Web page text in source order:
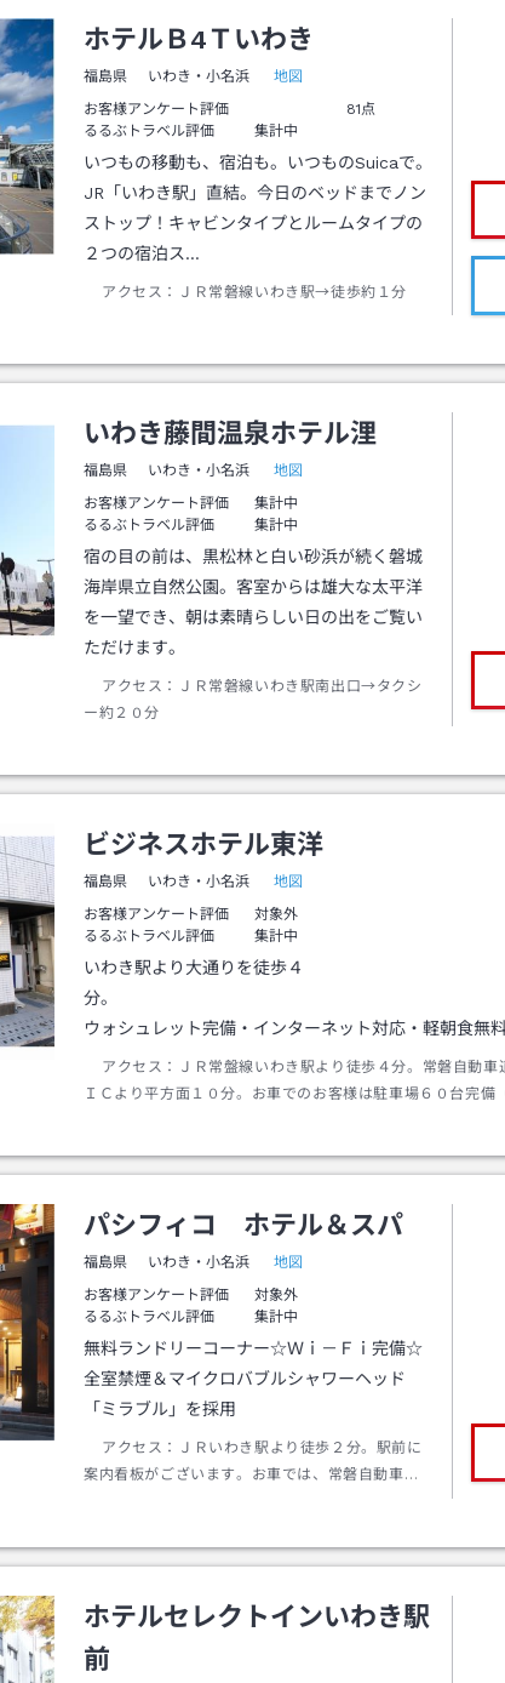
ホテルＢ4Ｔいわき
福島県 いわき・小名浜
地図
お客様アンケート評価
81点
るるぶトラベル評価
集計中
いつもの移動も、宿泊も。いつものSuicaで。
JR「いわき駅」直結。今日のベッドまでノン
ストップ！キャビンタイプとルームタイプの
２つの宿泊ス…
アクセス： ＪＲ常磐線いわき駅→徒歩約１分
いわき藤間温泉ホテル浬
福島県 いわき・小名浜
地図
お客様アンケート評価
集計中
るるぶトラベル評価
集計中
宿の目の前は、黒松林と白い砂浜が続く磐城
海岸県立自然公園。客室からは雄大な太平洋
を一望でき、朝は素晴らしい日の出をご覧い
ただけます。
アクセス：
ＪＲ常磐線いわき駅南出口→タクシ
ー約２０分
ビジネスホテル東洋
福島県 いわき・小名浜
地図
お客様アンケート評価
対象外
るるぶトラベル評価
集計中
いわき駅より大通りを徒歩４
分
ウォシュレット完備・インターネット対応・軽朝食無
アクセス：
ＪＲ常盤線いわき駅より徒歩４分。常磐自動車
ＩＣより平方面１０分。お車でのお客様は駐車場６０台完備
パシフィコ ホテル＆スパ
福島県 いわき・小名浜
地図
お客様アンケート評価
対象外
るるぶトラベル評価
集計中
無料ランドリーコーナー☆Ｗｉ－Ｆｉ完備☆
全室禁煙＆マイクロバブルシャワーヘッド
「ミラブル」を採用
アクセス：
ＪＲいわき駅より徒歩２分。駅前に
案内看板がございます。お車では、常磐自動車
ホテルセレクトインいわき駅
前